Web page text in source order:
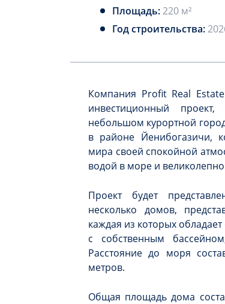
Площадь:220 м²
Год строительства:
Компания Profit Real
инвестиционный проект,
небольшом курортной
в районе Йенибогазичи,
мира своей спокойной
водой в море и
Проект будет
несколько домов,
каждая из которых
с собственным
Расстояние до моря
метров.
Общая площадь дома